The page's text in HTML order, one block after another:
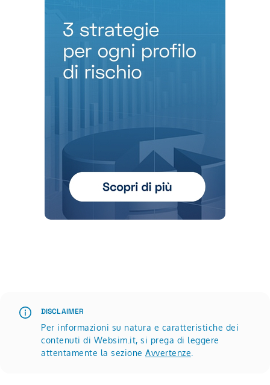
DISCLAIMER
Per informazioni su natura e caratteristiche dei
contenuti di Websim.it, si prega di leggere
attentamente la sezione Avvertenze